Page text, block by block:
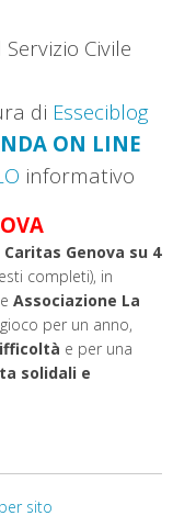
Civile
di Esseciblog
ON LINE
informativo
Genova su 4
completi), in
e Associazione La
per un anno,
e per una
solidali e
sito